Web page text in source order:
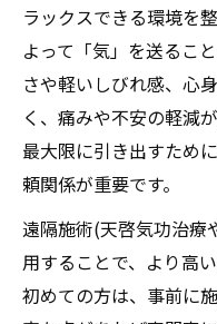
天啓気功治療
ニーの覚醒を
気功治療(天
実践で得られ
エネルギーの流
や療法)体験記
遠隔施術(天
療(天啓気功
脊椎管狭窄症
ラックスできる環境を
よって「気」を送るこ
さや軽いしびれ感、心
く、痛みや不安の軽減
最大限に引き出すため
頼関係が重要です。
遠隔施術(天啓気功治療
用することで、より高
初めての方は、事前に